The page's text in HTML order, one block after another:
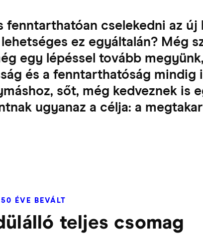
fenntarthatóan cselekedni az új
ez egyáltalán? Még
egy lépéssel tovább
és a fenntarthatóság mindig
sőt, még kedveznek is
ugyanaz a célja: a
ÉVE BEVÁLT
teljes csomag